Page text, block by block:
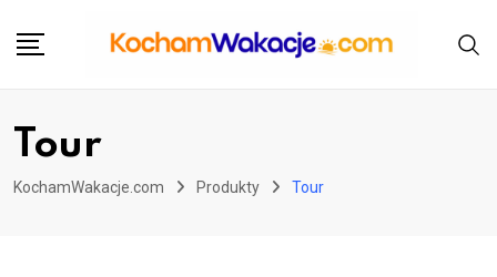
do
Tour
KochamWakacje.com Produkty Tour